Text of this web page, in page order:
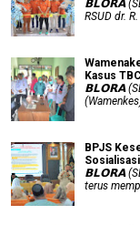
𝗕𝗟𝗢𝗥𝗔
RSUD dr.
Kasus TBC
𝗕𝗟𝗢𝗥𝗔
BPJS
𝗕𝗟𝗢𝗥𝗔
terus